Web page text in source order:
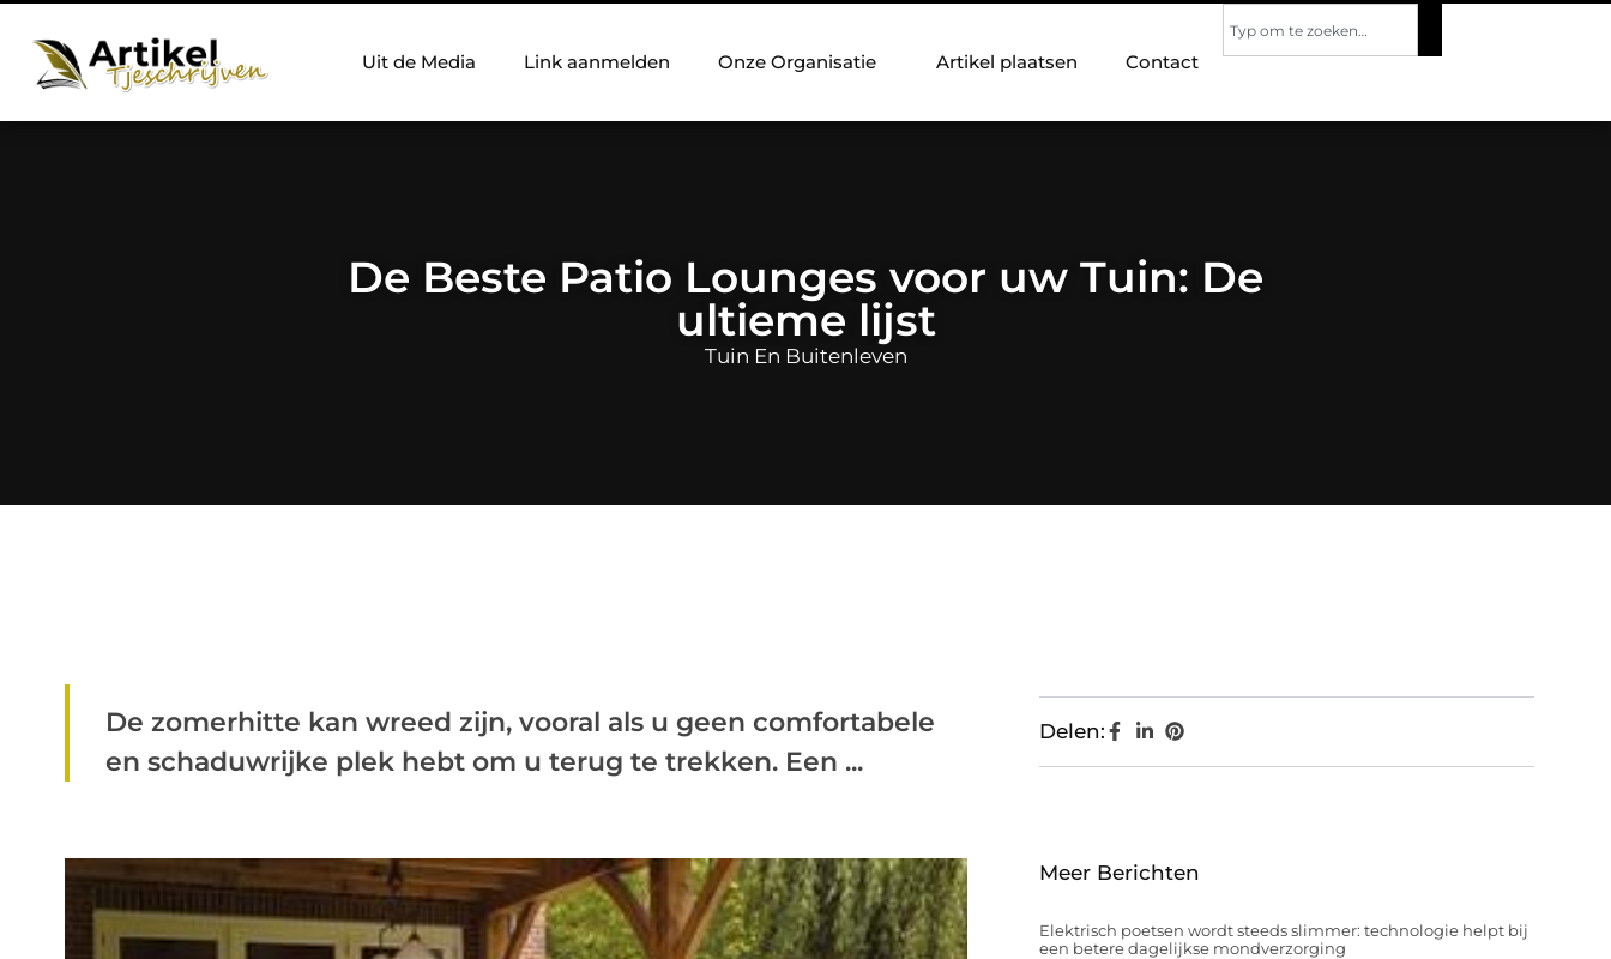
Uit de Media Link aanmelden Onze Organisatie Artikel plaatsen Contact
De Beste Patio Lounges voor uw Tuin: De
ultieme lijst
Tuin En Buitenleven
De zomerhitte kan wreed zijn, vooral als u geen comfortabele
en schaduwrijke plek hebt om u terug te trekken. Een ...
Delen:
Meer Berichten
Elektrisch poetsen wordt steeds slimmer: technologie helpt bij
een betere dagelijkse mondverzorging